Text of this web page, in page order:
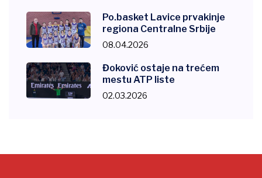
Po.basket Lavice prvakinje
regiona Centralne Srbije
08.04.2026
Đoković ostaje na trećem
mestu ATP liste
02.03.2026